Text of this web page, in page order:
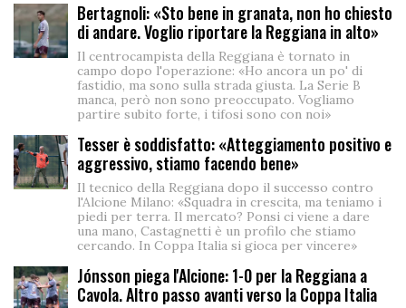
Bertagnoli: «Sto bene in granata, non ho chiesto
di andare. Voglio riportare la Reggiana in alto»
Il centrocampista della Reggiana è tornato in
campo dopo l'operazione: «Ho ancora un po' di
fastidio, ma sono sulla strada giusta. La Serie B
manca, però non sono preoccupato. Vogliamo
partire subito forte, i tifosi sono con noi»
Tesser è soddisfatto: «Atteggiamento positivo e
aggressivo, stiamo facendo bene»
Il tecnico della Reggiana dopo il successo contro
l'Alcione Milano: «Squadra in crescita, ma teniamo i
piedi per terra. Il mercato? Ponsi ci viene a dare
una mano, Castagnetti è un profilo che stiamo
cercando. In Coppa Italia si gioca per vincere»
Jónsson piega l'Alcione: 1-0 per la Reggiana a
Cavola. Altro passo avanti verso la Coppa Italia